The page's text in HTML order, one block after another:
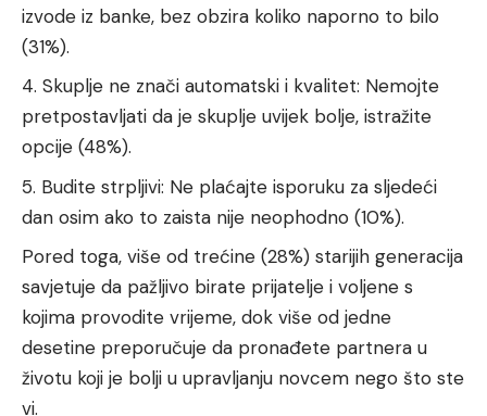
izvode iz banke, bez obzira koliko naporno to bilo
(31%).
Skuplje ne znači automatski i kvalitet: Nemojte
pretpostavljati da je skuplje uvijek bolje, istražite
opcije (48%).
Budite strpljivi: Ne plaćajte isporuku za sljedeći
dan osim ako to zaista nije neophodno (10%).
Pored toga, više od trećine (28%) starijih generacija
savjetuje da pažljivo birate prijatelje i voljene s
kojima provodite vrijeme, dok više od jedne
desetine preporučuje da pronađete partnera u
životu koji je bolji u upravljanju novcem nego što ste
vi.